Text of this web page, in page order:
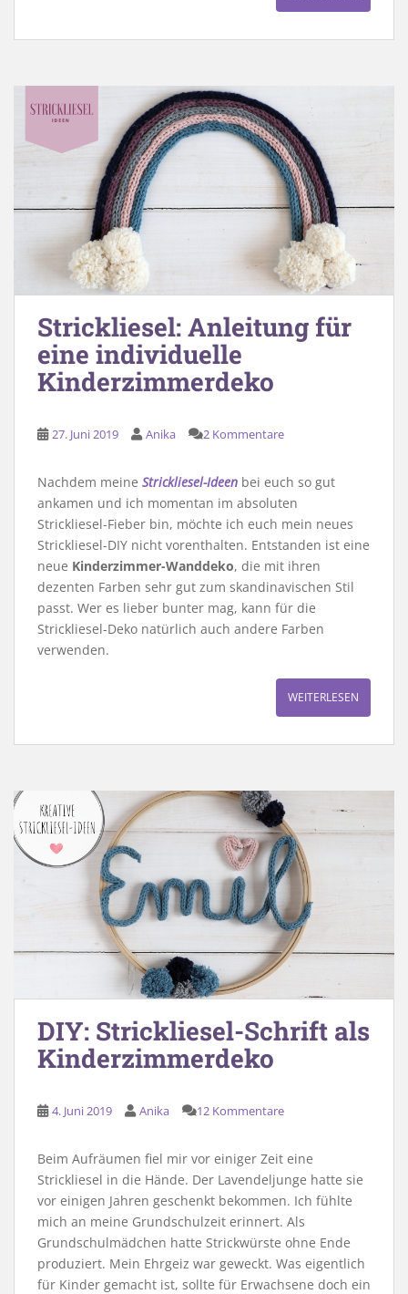
Strickliesel: Anleitung für
eine individuelle
Kinderzimmerdeko
27. Juni 2019 Anika 2 Kommentare
Nachdem meine Strickliesel-Ideen bei euch so gut
ankamen und ich momentan im absoluten
Strickliesel-Fieber bin, möchte ich euch mein neues
Strickliesel-DIY nicht vorenthalten. Entstanden ist eine
neue Kinderzimmer-Wanddeko, die mit ihren
dezenten Farben sehr gut zum skandinavischen Stil
passt. Wer es lieber bunter mag, kann für die
Strickliesel-Deko natürlich auch andere Farben
verwenden.
WEITERLESEN
DIY: Strickliesel-Schrift als
Kinderzimmerdeko
4. Juni 2019 Anika 12 Kommentare
Beim Aufräumen fiel mir vor einiger Zeit eine
Strickliesel in die Hände. Der Lavendeljunge hatte sie
vor einigen Jahren geschenkt bekommen. Ich fühlte
mich an meine Grundschulzeit erinnert. Als
Grundschulmädchen hatte Strickwürste ohne Ende
produziert. Mein Ehrgeiz war geweckt. Was eigentlich
für Kinder gemacht ist, sollte für Erwachsene doch ein